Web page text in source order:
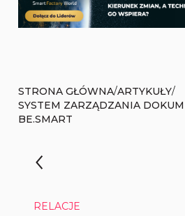
STRONA GŁÓWNA/ARTYKUŁY/
SYSTEM ZARZĄDZANIA
BE.SMART
RELACJE